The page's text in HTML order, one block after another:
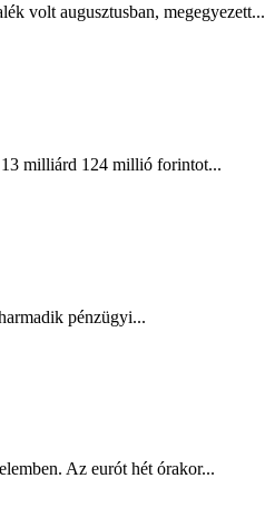
volt augusztusban, megegyezett...
13 milliárd 124 millió forintot...
pénzügyi...
Az eurót hét órakor...